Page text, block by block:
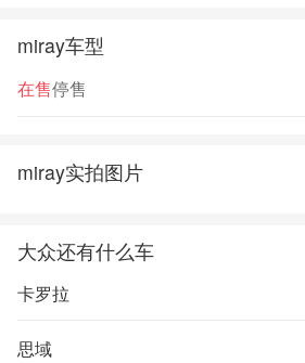
miray车型
在售停售
miray实拍图片
大众还有什么车
卡罗拉
思域